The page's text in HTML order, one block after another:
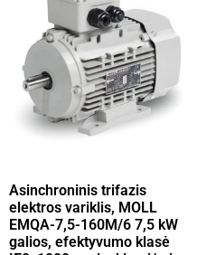
Asinchroninis trifazis
elektros variklis, MOLL
EMQA-7,5-160M/6 7,5 kW
galios, efektyvumo klasė